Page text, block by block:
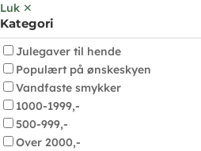
Luk ✕
Kategori
Julegaver til hende
Populært på ønskeskyen
Vandfaste smykker
1000-1999,-
500-999,-
Over 2000,-